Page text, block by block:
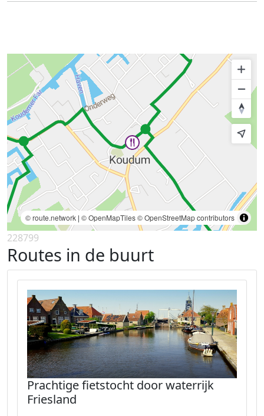
© route.network | © OpenMapTiles© OpenStreetMap contributors
228799
Routes in de buurt
Prachtige fietstocht door waterrijk
Friesland